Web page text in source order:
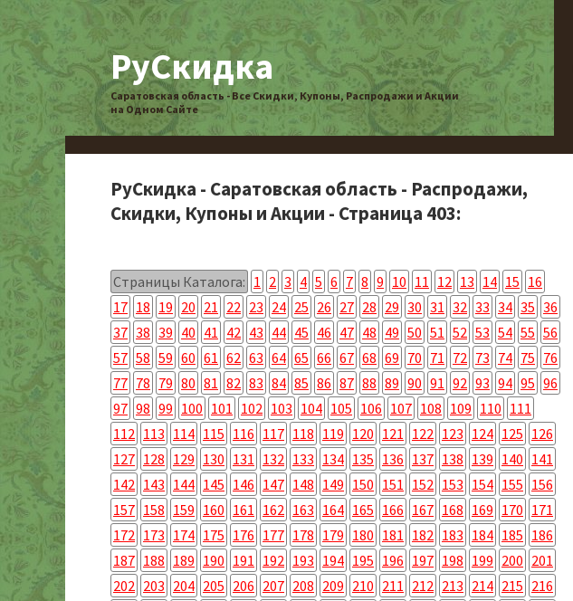
РуСкидка
Саратовская область - Все Скидки, Купоны, Распродажи и Акции
на Одном Сайте
РуСкидка - Саратовская область - Распродажи,
Скидки, Купоны и Акции - Страница 403:
Страницы Каталога: 1 2 3 4 5 6 7 8 9 10 11 12 13 14 15 16
17 18 19 20 21 22 23 24 25 26 27 28 29 30 31 32 33 34 35 36
37 38 39 40 41 42 43 44 45 46 47 48 49 50 51 52 53 54 55 56
57 58 59 60 61 62 63 64 65 66 67 68 69 70 71 72 73 74 75 76
77 78 79 80 81 82 83 84 85 86 87 88 89 90 91 92 93 94 95 96
97 98 99 100 101 102 103 104 105 106 107 108 109 110 111
112 113 114 115 116 117 118 119 120 121 122 123 124 125 126
127 128 129 130 131 132 133 134 135 136 137 138 139 140 141
142 143 144 145 146 147 148 149 150 151 152 153 154 155 156
157 158 159 160 161 162 163 164 165 166 167 168 169 170 171
172 173 174 175 176 177 178 179 180 181 182 183 184 185 186
187 188 189 190 191 192 193 194 195 196 197 198 199 200 201
202 203 204 205 206 207 208 209 210 211 212 213 214 215 216